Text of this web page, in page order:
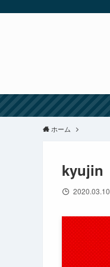
ホーム
kyujin
2020.03.10